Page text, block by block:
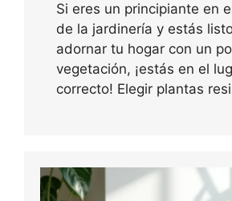
Si eres un principiante en
de la jardinería y estás
adornar tu hogar con un
vegetación, ¡estás en el
correcto! Elegir plantas